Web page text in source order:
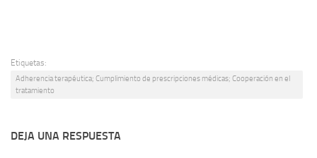
Etiquetas:
Adherencia terapéutica; Cumplimiento de prescripciones médicas; Cooperación en el
tratamiento
DEJA UNA RESPUESTA